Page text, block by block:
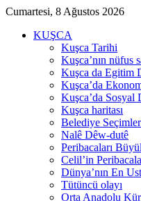
Cumartesi, 8 Ağustos 2026
KUŞCA
Kuşca Tarihi
Kuşca’nın nüfus
Kuşca da Egitim
Kuşca’da
Kuşca’da
Kuşca haritası
Belediye
Nalê Dêw-dutê
Peribacaları
Celil’in
Dünya’nın En
Tütüncü olayı
Orta Anadolu